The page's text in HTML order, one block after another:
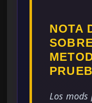
NOTA
Los mods